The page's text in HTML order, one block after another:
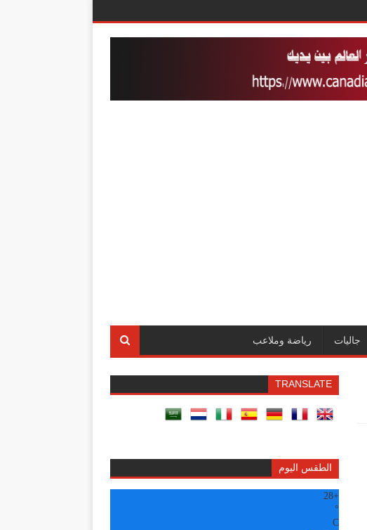
جاليات رياضة وملاعب
TRANSLATE
الطقس اليوم
+
28
°
C